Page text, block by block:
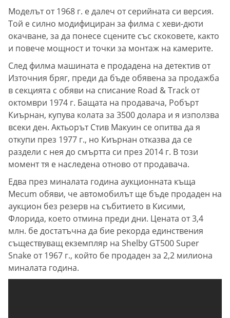
Моделът от 1968 г. е далеч от серийната си версия.
Той е силно модифициран за филма с хеви-дюти
окачване, за да понесе сцените със скоковете, както
и повече мощност и точки за монтаж на камерите.
След филма машината е продадена на детектив от
Източния бряг, преди да бъде обявена за продажба
в секцията с обяви на списание Road & Track от
октомври 1974 г. Бащата на продавача, Робърт
Киърнан, купува колата за 3500 долара и я използва
всеки ден. Актьорът Стив Макуин се опитва да я
откупи през 1977 г., но Киърнан отказва да се
раздели с нея до смъртта си през 2014 г. В този
момент тя е наследена отново от продавача.
Едва през миналата година аукционната къща
Mecum обяви, че автомобилът ще бъде продаден на
аукцион без резерв на събитието в Кисими,
Флорида, което отмина преди дни. Цената от 3,4
млн. бе достатъчна да бие рекорда единствения
съществуващ екземпляр на Shelby GT500 Super
Snake от 1967 г., който бе продаден за 2,2 милиона
миналата година.